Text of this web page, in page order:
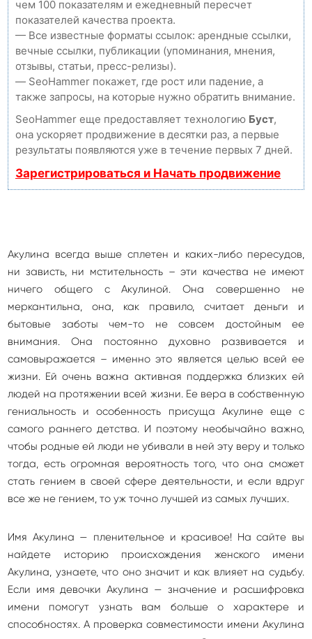
чем 100 показателям и ежедневный пересчет
показателей качества проекта.
— Все известные форматы ссылок: арендные ссылки,
вечные ссылки, публикации (упоминания, мнения,
отзывы, статьи, пресс-релизы).
— SeoHammer покажет, где рост или падение, а
также запросы, на которые нужно обратить внимание.
SeoHammer еще предоставляет технологию Буст,
она ускоряет продвижение в десятки раз, а первые
результаты появляются уже в течение первых 7 дней.
Зарегистрироваться и Начать продвижение
Акулина всегда выше сплетен и каких-либо пересудов,
ни зависть, ни мстительность – эти качества не имеют
ничего общего с Акулиной. Она совершенно не
меркантильна, она, как правило, считает деньги и
бытовые заботы чем-то не совсем достойным ее
внимания. Она постоянно духовно развивается и
самовыражается – именно это является целью всей ее
жизни. Ей очень важна активная поддержка близких ей
людей на протяжении всей жизни. Ее вера в собственную
гениальность и особенность присуща Акулине еще с
самого раннего детства. И поэтому необычайно важно,
чтобы родные ей люди не убивали в ней эту веру и только
тогда, есть огромная вероятность того, что она сможет
стать гением в своей сфере деятельности, и если вдруг
все же не гением, то уж точно лучшей из самых лучших.
Имя Акулина — пленительное и красивое! На сайте вы
найдете историю происхождения женского имени
Акулина, узнаете, что оно значит и как влияет на судьбу.
Если имя девочки Акулина — значение и расшифровка
имени помогут узнать вам больше о характере и
способностях. А проверка совместимости имени Акулина